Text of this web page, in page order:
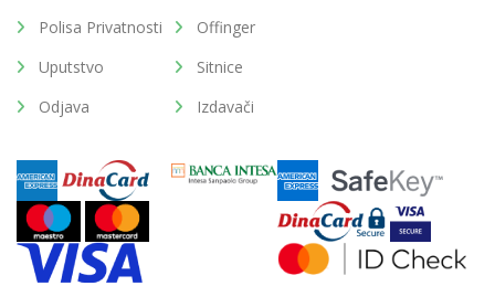
Polisa Privatnosti
Uputstvo
Odjava
Offinger
Sitnice
Izdavači